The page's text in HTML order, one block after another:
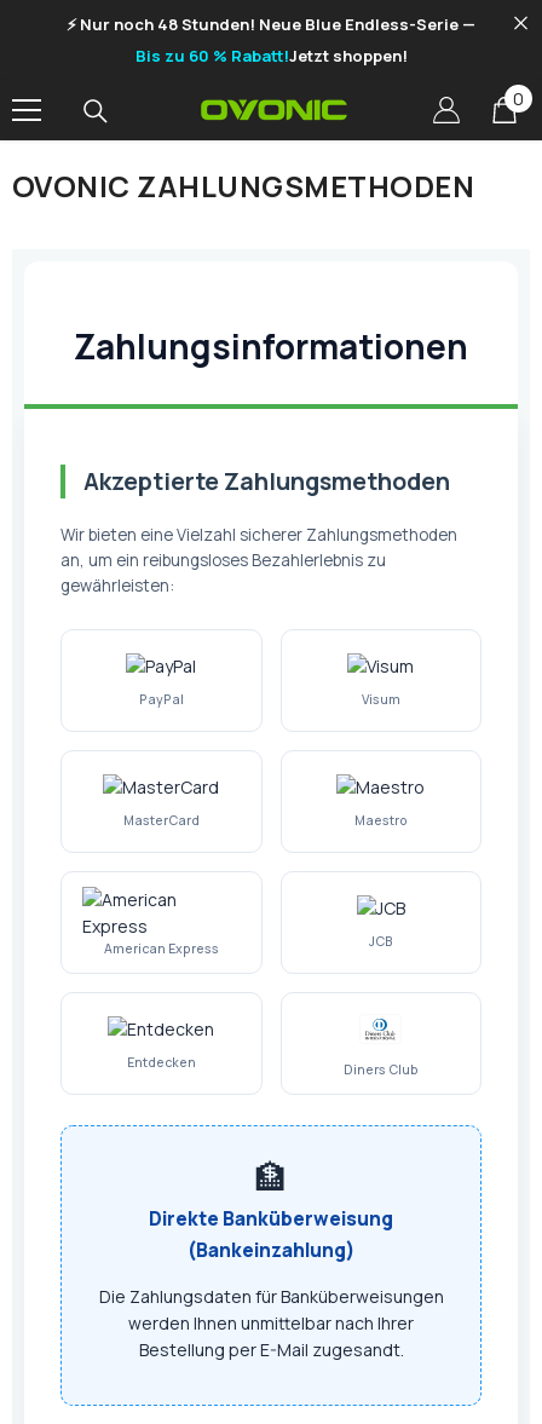
SKIP TO CONTENT
⚡ Nur noch 48 Stunden! Neue Blue Endless-Serie —
Bis zu 60 % Rabatt!Jetzt shoppen!
00
OVONIC ZAHLUNGSMETHODEN
Zahlungsinformationen
Akzeptierte Zahlungsmethoden
Wir bieten eine Vielzahl sicherer Zahlungsmethoden
an, um ein reibungsloses Bezahlerlebnis zu
gewährleisten:
PayPal Visum
MasterCard Maestro
American Express JCB
Entdecken Diners Club
🏦
Direkte Banküberweisung
(Bankeinzahlung)
Die Zahlungsdaten für Banküberweisungen
werden Ihnen unmittelbar nach Ihrer
Bestellung per E-Mail zugesandt.